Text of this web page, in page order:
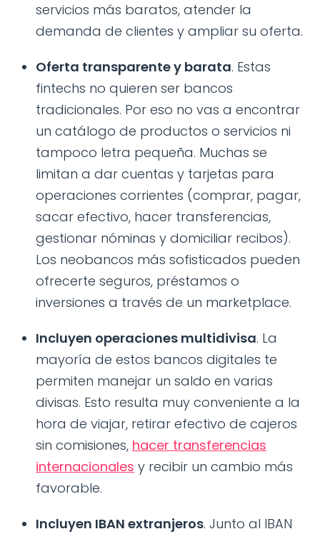
servicios más baratos, atender la
demanda de clientes y ampliar su oferta.
Oferta transparente y barata. Estas
fintechs no quieren ser bancos
tradicionales. Por eso no vas a encontrar
un catálogo de productos o servicios ni
tampoco letra pequeña. Muchas se
limitan a dar cuentas y tarjetas para
operaciones corrientes (comprar, pagar,
sacar efectivo, hacer transferencias,
gestionar nóminas y domiciliar recibos).
Los neobancos más sofisticados pueden
ofrecerte seguros, préstamos o
inversiones a través de un marketplace.
Incluyen operaciones multidivisa. La
mayoría de estos bancos digitales te
permiten manejar un saldo en varias
divisas. Esto resulta muy conveniente a la
hora de viajar, retirar efectivo de cajeros
sin comisiones, hacer transferencias
internacionales y recibir un cambio más
favorable.
Incluyen IBAN extranjeros. Junto al IBAN